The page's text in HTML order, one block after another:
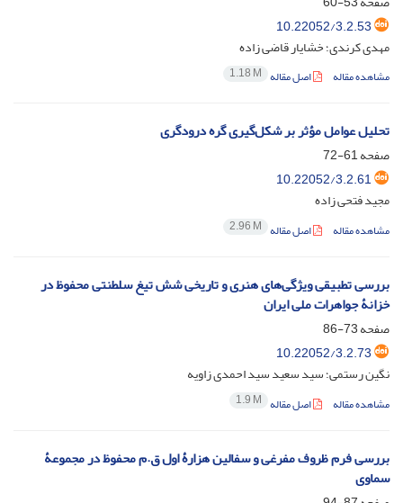
10.22052/3.2.53
مهدی کرندی؛ خشایار قاضی زاده
مشاهده مقاله اصل مقاله 1.18 M
تحلیل عوامل مؤثر بر شکل‌گیری گره درودگری
صفحه61-72
10.22052/3.2.61
مجید فتحی زاده
مشاهده مقاله اصل مقاله 2.96 M
بررسی تطبیقی ویژگی‌های هنری و تاریخی شش تیغ سلطنتی محفوظ در
خزانۀ جواهرات ملی ایران
صفحه73-86
10.22052/3.2.73
نگین رستمی؛ سید سعید سید احمدی زاویه
مشاهده مقاله اصل مقاله 1.9 M
بررسی فرم ظروف مفرغی و سفالین هزارۀ اول ق.م محفوظ در مجموعۀ
سماوی